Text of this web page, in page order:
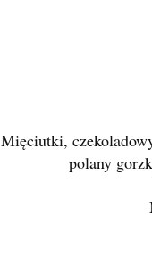
Mięciutki,
polany